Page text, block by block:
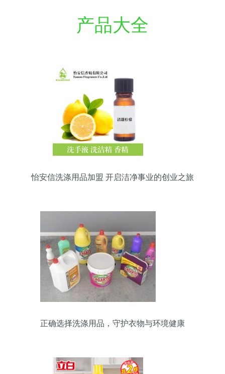
产品大全
怡安信洗涤用品加盟 开启洁净事业的创业之旅
正确选择洗涤用品，守护衣物与环境健康